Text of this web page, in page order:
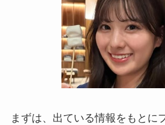
まずは、出ている情報をもとに